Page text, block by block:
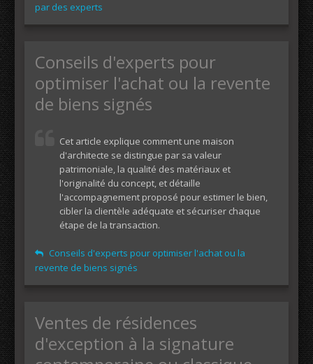
par des experts
Conseils d'experts pour
optimiser l'achat ou la revente
de biens signés
Cet article explique comment une maison
d'architecte se distingue par sa valeur
patrimoniale, la qualité des matériaux et
l'originalité du concept, et détaille
l'accompagnement proposé pour estimer le bien,
cibler la clientèle adéquate et sécuriser chaque
étape de la transaction.
Conseils d'experts pour optimiser l'achat ou la
revente de biens signés
Ventes de résidences
d'exception à la signature